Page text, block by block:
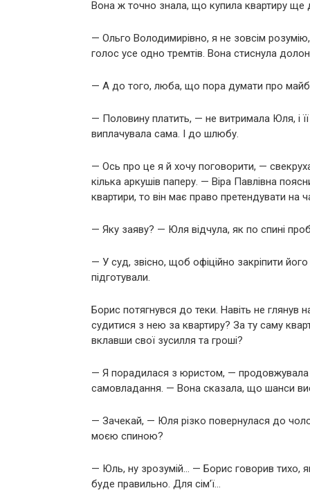
Вона ж точно знала, що купила квартиру
— Ольго Володимирівно, я не зовсім
голос усе одно тремтів. Вона стиснула
— А до того, люба, що пора думати про
— Половину платить, — не витримала Юля, і
виплачувала сама. І до шлюбу.
— Ось про це я й хочу поговорити, —
кілька аркушів паперу. — Віра Павлівна
квартири, то він має право претендувати
— Яку заяву? — Юля відчула, як по спині
— У суд, звісно, щоб офіційно закріпити
підготували.
Борис потягнувся до теки. Навіть не
судитися з нею за квартиру? За ту саму
вклавши свої зусилля та гроші?
— Я порадилася з юристом, — продовжувала
самовладання. — Вона сказала, що шанси
— Зачекай, — Юля різко повернулася до
моєю спиною?
— Юль, ну зрозумій… — Борис говорив
буде правильно. Для сім’ї…